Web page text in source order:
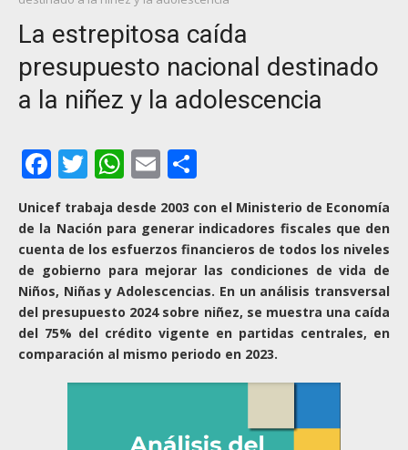
La estrepitosa caída
presupuesto nacional destinado
a la niñez y la adolescencia
Facebook
Twitter
WhatsApp
Email
Unicef trabaja desde 2003 con el Ministerio de Economía
de la Nación para generar indicadores fiscales que den
cuenta de los esfuerzos financieros de todos los niveles
de gobierno para mejorar las condiciones de vida de
Niños, Niñas y Adolescencias. En un análisis transversal
del presupuesto 2024 sobre niñez, se muestra una caída
del 75% del crédito vigente en partidas centrales, en
comparación al mismo periodo en 2023.